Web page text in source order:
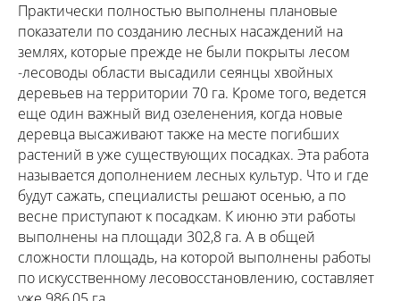
Практически полностью выполнены плановые
показатели по созданию лесных насаждений на
землях, которые прежде не были покрыты лесом
-лесоводы области высадили сеянцы хвойных
деревьев на территории 70 га. Кроме того, ведется
еще один важный вид озеленения, когда новые
деревца высаживают также на месте погибших
растений в уже существующих посадках. Эта работа
называется дополнением лесных культур. Что и где
будут сажать, специалисты решают осенью, а по
весне приступают к посадкам. К июню эти работы
выполнены на площади 302,8 га. А в общей
сложности площадь, на которой выполнены работы
по искусственному лесовосстановлению, составляет